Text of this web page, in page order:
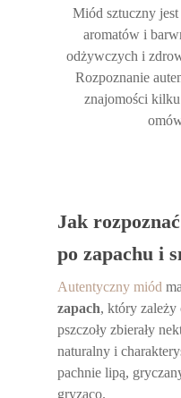
Miód sztuczny
aromatów i
odżywczych i
Rozpoznanie
znajomości
Jak
po zapachu i
Autentyczny miód
zapach, który zależy
pszczoły zbierały
naturalny i
pachnie lipą,
gryząco.